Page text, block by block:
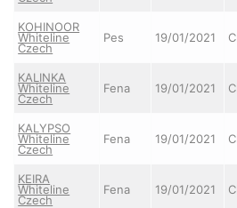
KOHINOOR
Whiteline
Czech
Pes 19/01/2021
KALINKA
Whiteline
Czech
Fena 19/01/2021
KALYPSO
Whiteline
Czech
Fena 19/01/2021
KEIRA
Whiteline
Czech
Fena 19/01/2021